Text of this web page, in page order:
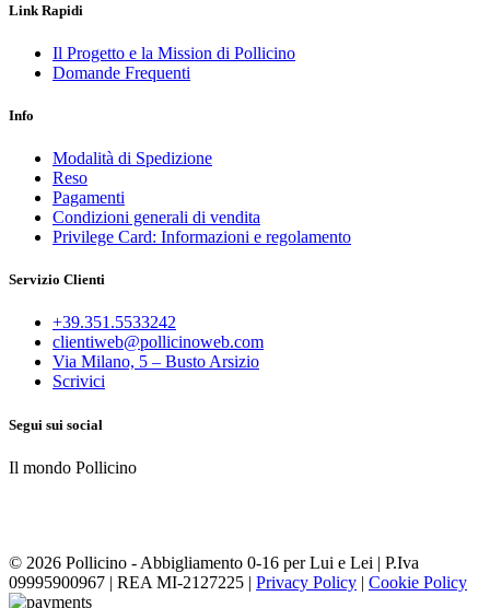
Link Rapidi
Il Progetto e la Mission di Pollicino
Domande Frequenti
Info
Modalità di Spedizione
Reso
Pagamenti
Condizioni generali di vendita
Privilege Card: Informazioni e regolamento
Servizio Clienti
+39.351.5533242
clientiweb@pollicinoweb.com
Via Milano, 5 – Busto Arsizio
Scrivici
Segui sui social
Il mondo Pollicino
© 2026 Pollicino - Abbigliamento 0-16 per Lui e Lei | P.Iva
09995900967 | REA MI-2127225 | Privacy Policy | Cookie Policy